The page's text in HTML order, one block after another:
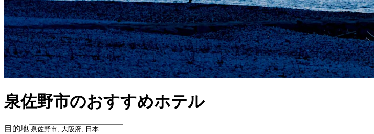
泉佐野市のおすすめホテル
目的地